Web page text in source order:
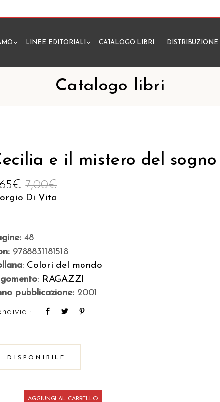
LINEE EDITORIALI CATALOGO LIBRI DISTRIBUZIONE
Catalogo libri
e il mistero del sogno
7,00€
€
Di Vita
48
9788831181518
: Colori del mondo
: RAGAZZI
pubblicazione: 2001
DISPONIBILE
AGGIUNGI AL CARRELLO